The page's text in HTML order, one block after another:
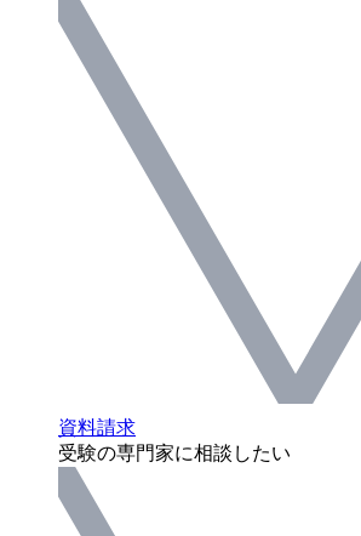
資料請求
受験の専門家に相談したい